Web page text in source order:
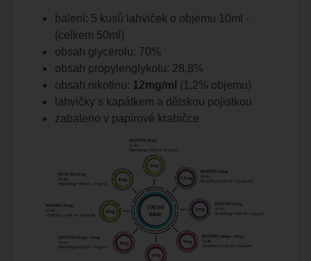
balení: 5 kusů lahviček o objemu 10ml -
(celkem 50ml)
obsah glycerolu: 70%
obsah propylenglykolu: 28,8%
obsah nikotinu: 12mg/ml (1,2% objemu)
lahvičky s kapátkem a dětskou pojistkou
zabaleno v papírové krabičce